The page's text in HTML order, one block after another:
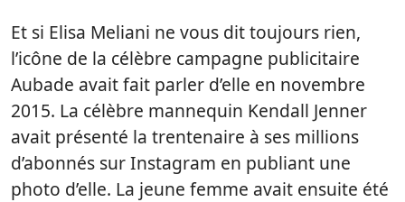
Et si Elisa Meliani ne vous dit toujours rien,
l’icône de la célèbre campagne publicitaire
Aubade avait fait parler d’elle en novembre
2015. La célèbre mannequin Kendall Jenner
avait présenté la trentenaire à ses millions
d’abonnés sur Instagram en publiant une
photo d’elle. La jeune femme avait ensuite été